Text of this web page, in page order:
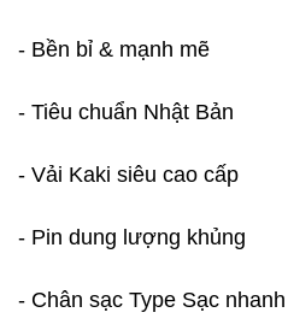
- Bền bỉ & mạnh mẽ
- Tiêu chuẩn Nhật Bản
- Vải Kaki siêu cao cấp
- Pin dung lượng khủng
- Chân sạc Type Sạc nhanh